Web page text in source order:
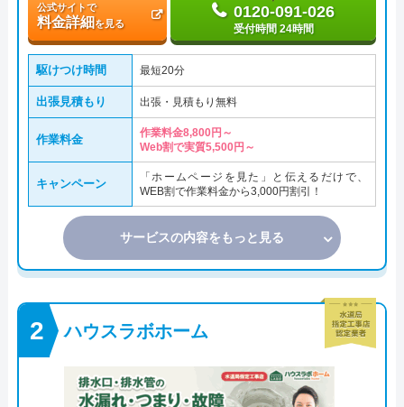
公式サイトで
料金詳細を見る
0120-091-026
受付時間 24時間
駆けつけ時間 最短20分
出張見積もり 出張・見積もり無料
作業料金
作業料金8,800円～
Web割で実質5,500円～
キャンペーン
「ホームページを見た」と伝えるだけで、
WEB割で作業料金から3,000円割引！
サービスの内容をもっと見る
ハウスラボホーム